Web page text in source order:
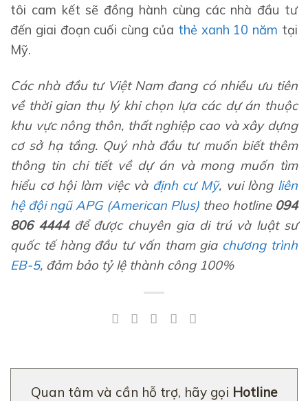
tôi cam kết sẽ đồng hành cùng các nhà đầu tư
đến giai đoạn cuối cùng của thẻ xanh 10 năm tại
Mỹ.
Các nhà đầu tư Việt Nam đang có nhiều ưu tiên
về thời gian thụ lý khi chọn lựa các dự án thuộc
khu vực nông thôn, thất nghiệp cao và xây dựng
cơ sở hạ tầng. Quý nhà đầu tư muốn biết thêm
thông tin chi tiết về dự án và mong muốn tìm
hiểu cơ hội làm việc và định cư Mỹ, vui lòngliên
hệ đội ngũ APG (American Plus)theo hotline 094
806 4444 để được chuyên gia di trú và luật sư
quốc tế hàng đầu tư vấn tham gia chương trình
EB-5, đảm bảo tỷ lệ thành công 100%
Quan tâm và cần hỗ trợ, hãy gọi Hotline